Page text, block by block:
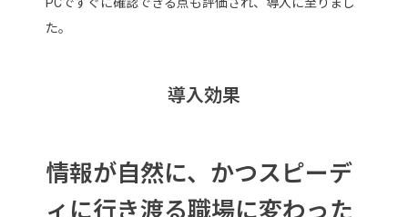
た。
導入効果
情報が自然に、かつスピーデ
ィに行き渡る職場に変わった